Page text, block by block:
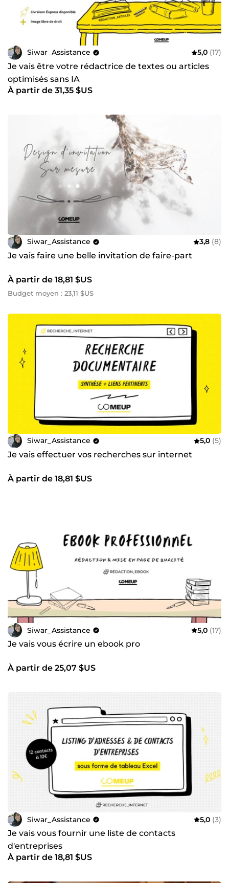
Siwar_Assistance 5,0 (17)
Je vais être votre rédactrice de textes ou articles
optimisés sans IA
À partir de 31,35 $US
Siwar_Assistance 3,8 (8)
Je vais faire une belle invitation de faire-part
À partir de 18,81 $US
Budget moyen : 23,11 $US
Siwar_Assistance 5,0 (5)
Je vais effectuer vos recherches sur internet
À partir de 18,81 $US
Siwar_Assistance 5,0 (17)
Je vais vous écrire un ebook pro
À partir de 25,07 $US
Siwar_Assistance 5,0 (3)
Je vais vous fournir une liste de contacts
d'entreprises
À partir de 18,81 $US